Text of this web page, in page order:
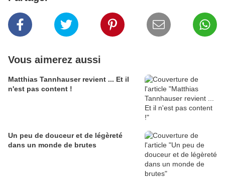
Vous aimerez aussi
Matthias Tannhauser revient ... Et il
n'est pas content !
Un peu de douceur et de légèreté
dans un monde de brutes